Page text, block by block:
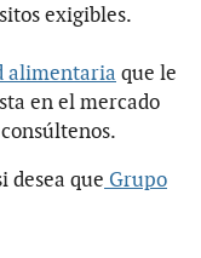
exigibles.
alimentaria que le
en el mercado
desea que Grupo